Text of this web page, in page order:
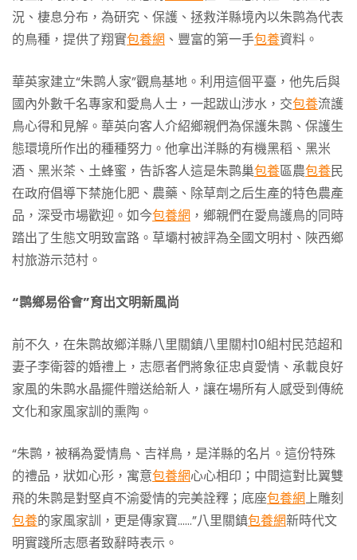
況、棲息分布，為研究、保護、拯救洋縣境內以朱鹮為代表
的鳥種，提供了翔實包養網 、豐富的第一手包養資料。
華英家建立“朱鹮人家”觀鳥基地。利用這個平臺，他先后與
國內外數千名專家和愛鳥人士，一起跋山涉水，交包養流護
鳥心得和見解。華英向客人介紹鄉親們為保護朱鹮、保護生
態環境所作出的種種努力。他拿出洋縣的有機黑稻、黑米
酒、黑米茶、土蜂蜜，告訴客人這是朱鹮巢包養區農包養民
在政府倡導下禁施化肥、農藥、除草劑之后生產的特色農產
品，深受市場歡迎。如今包養網 ，鄉親們在愛鳥護鳥的同時
踏出了生態文明致富路。草壩村被評為全國文明村、陜西鄉
村旅游示范村。
“鹮鄉易俗會”育出文明新風尚
前不久，在朱鹮故鄉洋縣八里關鎮八里關村10組村民范超和
妻子李衛蓉的婚禮上，志愿者們將象征忠貞愛情、承載良好
家風的朱鹮水晶擺件贈送給新人，讓在場所有人感受到傳統
文化和家風家訓的熏陶。
“朱鹮，被稱為愛情鳥、吉祥鳥，是洋縣的名片。這份特殊
的禮品，狀如心形，寓意包養網心心相印；中間這對比翼雙
飛的朱鹮是對堅貞不渝愛情的完美詮釋；底座包養網上雕刻
包養的家風家訓，更是傳家寶……”八里關鎮包養網新時代文
明實踐所志愿者致辭時表示。